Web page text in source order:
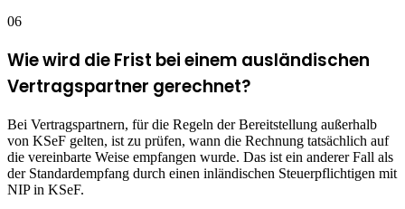
06
Wie wird die Frist bei einem ausländischen
Vertragspartner gerechnet?
Bei Vertragspartnern, für die Regeln der Bereitstellung außerhalb
von KSeF gelten, ist zu prüfen, wann die Rechnung tatsächlich auf
die vereinbarte Weise empfangen wurde. Das ist ein anderer Fall als
der Standardempfang durch einen inländischen Steuerpflichtigen mit
NIP in KSeF.